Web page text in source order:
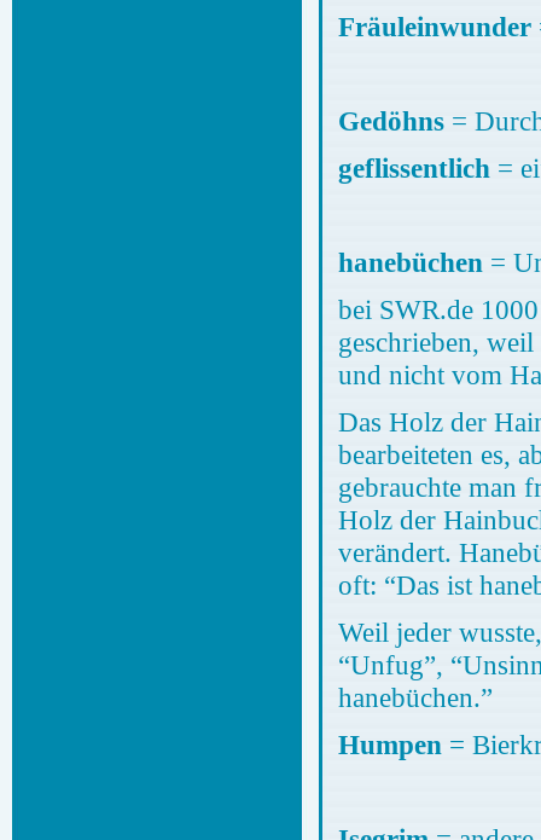
Fräuleinwunder
Gedöhns =
geflissentlich =
hanebüchen =
bei SWR.de
geschrieben,
und nicht vom
Das Holz der
bearbeiteten es,
gebrauchte man
Holz der
verändert.
oft: “Das ist
Weil jeder
“Unfug”,
hanebüchen.”
Humpen =